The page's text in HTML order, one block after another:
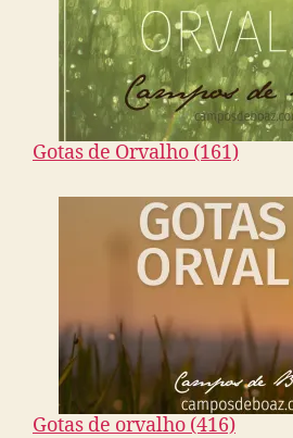
Gotas de Orvalho (161)
Gotas de orvalho (416)